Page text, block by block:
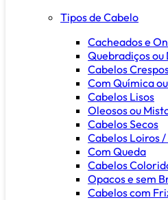
Tipos de Cabelo
Cacheados e
Quebradiços
Cabelos
Com Química
Cabelos Lisos
Oleosos ou
Cabelos Secos
Cabelos Loiros
Com Queda
Cabelos
Opacos e sem
Cabelos com